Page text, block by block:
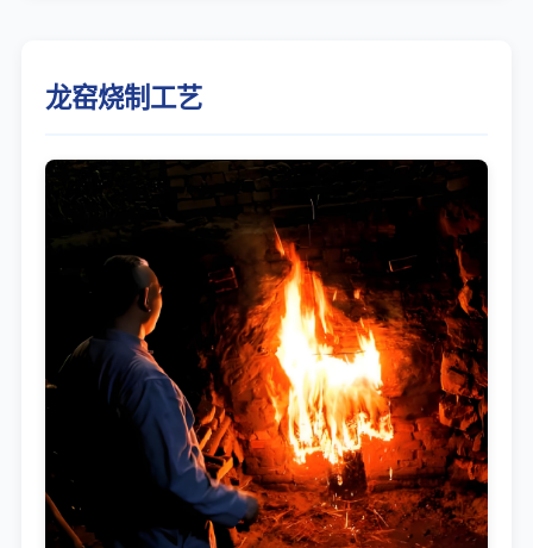
龙窑烧制工艺